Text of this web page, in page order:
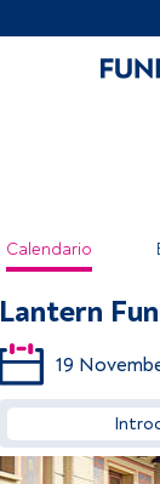
Calendario
Lantern
19